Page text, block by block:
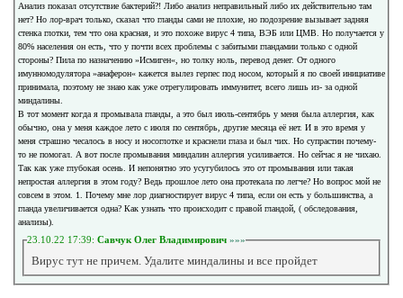
Анализ показал отсутствие бактерий?! Либо анализ неправильный либо их действительно там
нет? Но лор-врач только, сказал что гланды сами не плохие, но подозрение вызывает задняя
стенка глотки, тем что она красная, и это похоже вирус 4 типа, ВЭБ или ЦМВ. Но получается у
80% населения он есть, что у почти всех проблемы с забитыми гландамии только с одной
стороны? Пила по назначению »Исмиген«, но толку ноль, перевод денег. От одного
имунномодулятора »анаферон« кажется вылез герпес под носом, который я по своей инициативе
принимала, поэтому не знаю как уже отрегулировать иммунитет, всего лишь из- за одной
миндалины.
В тот момент когда я промывала гланды, а это был июль-сентябрь у меня была аллергия, как
обычно, она у меня каждое лето с июля по сентябрь, другие месяца её нет. И в это время у
меня страшно чесалось в носу и носоглотке и краснели глаза и был чих. Но супрастин почему-
то не помогал. А вот после промывания миндалин аллергия усиливается. Но сейчас я не чихаю.
Так как уже глубокая осень. И непонятно это усугубилось это от промывания или такая
непростая аллергия в этом году? Ведь прошлое лето она протекала по легче? Но вопрос мой не
совсем в этом. 1. Почему мне лор диагностирует вирус 4 типа, если он есть у большинства, а
гланда увеличивается одна? Как узнать что происходит с правой гландой, ( обследования,
анализы).
23.10.22 17:39: Савчук Олег Владимирович »»»
Вирус тут не причем. Удалите миндалины и все пройдет